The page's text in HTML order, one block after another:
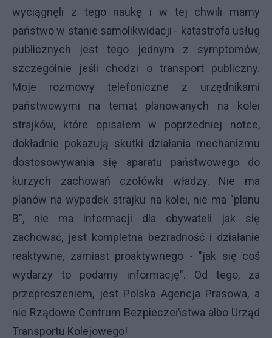
wyciągnęli z tego naukę i w tej chwili mamy
państwo w stanie samolikwidacji - katastrofa usług
publicznych jest tego jednym z symptomów,
szczególnie jeśli chodzi o transport publiczny.
Moje rozmowy telefoniczne z urzędnikami
państwowymi na temat planowanych na kolei
strajków, które opisałem w poprzedniej notce,
dokładnie pokazują skutki działania mechanizmu
dostosowywania się aparatu państwowego do
kurzych zachowań czołówki władzy. Nie ma
planów na wypadek strajku na kolei, nie ma "planu
B", nie ma informacji dla obywateli jak się
zachować, jest kompletna bezradność i działanie
reaktywne, zamiast proaktywnego - "jak się coś
wydarzy to podamy informację". Od tego, za
przeproszeniem, jest Polska Agencja Prasowa, a
nie Rządowe Centrum Bezpieczeństwa albo Urząd
Transportu Kolejowego!